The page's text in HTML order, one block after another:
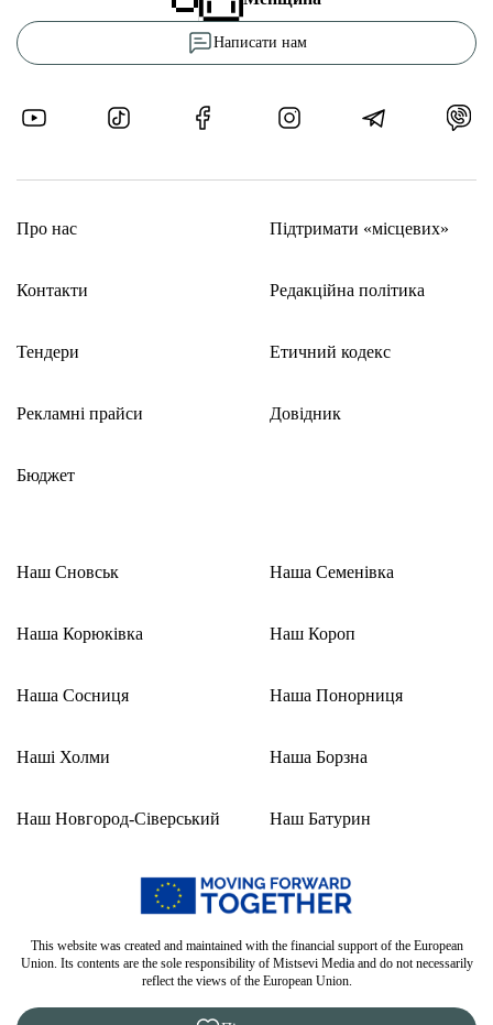
Написати нам
Про нас
Контакти
Тендери
Рекламні прайси
Бюджет
Підтримати «місцевих»
Редакційна політика
Етичний кодекс
Довідник
Наш Сновськ
Наша Корюківка
Наша Сосниця
Наші Холми
Наш Новгород-Сіверський
Наша Семенівка
Наш Короп
Наша Понорниця
Наша Борзна
Наш Батурин
This website was created and maintained with the financial support of the European
Union. Its contents are the sole responsibility of Mistsevi Media and do not necessarily
reflect the views of the European Union.